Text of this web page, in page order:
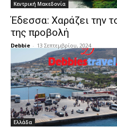
Κεντρική Μακεδονία
Έδεσσα: Χαράζει την
της προβολή
Debbie - 13 Σεπτεμβρίου, 2024
Ελλάδα